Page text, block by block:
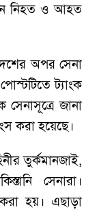
জন নিহত ও আহত
অপর সেনা
ট্যাংক
জানা
করা হয়েছে।
তুর্কমানজাই,
সেনারা।
হয়। এছাড়া